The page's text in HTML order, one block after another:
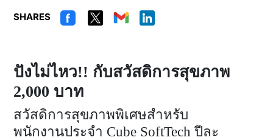
SHARES
ปังไม่ไหว!! กับสวัสดิการสุขภาพ
2,000 บาท
สวัสดิการสุขภาพพิเศษสำหรับ
พนักงานประจำ Cube SoftTech ปีละ